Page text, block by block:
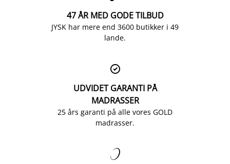
47 ÅR MED GODE TILBUD
JYSK har mere end 3600 butikker i 49
lande.

UDVIDET GARANTI PÅ
MADRASSER
25 års garanti på alle vores GOLD
madrasser.
